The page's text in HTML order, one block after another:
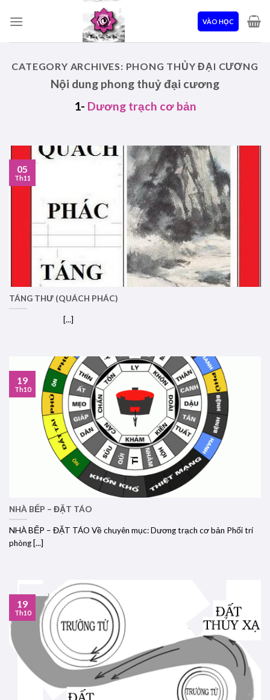
VÀO HỌC
CATEGORY ARCHIVES: PHONG THỦY ĐẠI CƯƠNG
Nội dung phong thuỷ đại cương
1- Dương trạch cơ bản
TÁNG THƯ (QUÁCH PHÁC)
[...]
05
Th11
NHÀ BẾP – ĐẶT TÁO
NHÀ BẾP – ĐẶT TÁO Về chuyên mục: Dương trạch cơ bản Phối trí
phòng [...]
19
Th10
19
Th10